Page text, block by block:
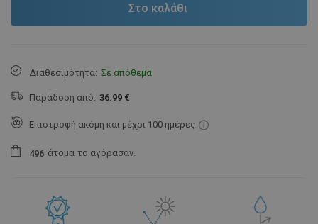
Στο καλάθι
Διαθεσιμότητα: Σε απόθεμα
Παράδοση από: 36.99 €
Επιστροφή ακόμη και μέχρι 100 ημέρες
496 άτομα το αγόρασαν.